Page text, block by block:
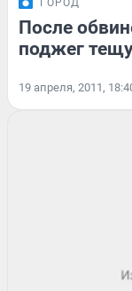
ГОРОД
После
поджег
19 апреля, 2011,